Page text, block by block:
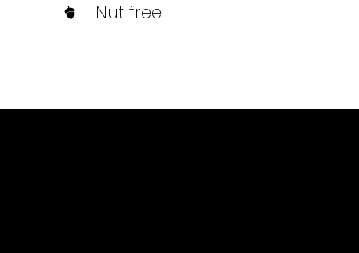
Nut free